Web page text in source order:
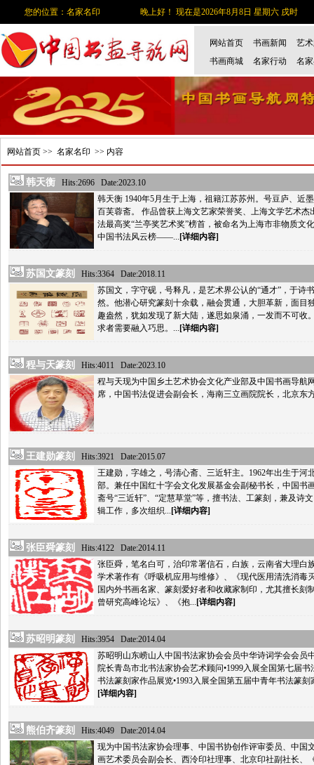
您的位置：名家名印 晚上好！ 现在是2026年8月8日 星期六 戌时
网站首页 书画新闻
艺
书画商城
名家行动 名
网站首页 >> 名家名印 >> 内容
韩天衡 Hits:2696 Date:2023.10
韩天衡 1940年5月生于上海，祖籍江苏苏州。号豆庐、近
百芙蓉斋。 作品曾获上海文艺家荣誉奖、上海文学艺术
法最高奖“兰亭奖艺术奖”榜首，被命名为上海市非物质文
中国书法风云榜——... [详细内容]
苏国文篆刻
Hits:3364 Date:2018.11
苏国文，字守砚，号释凡，是艺术界公认的“通才”，于诗
然。他潜心研究篆刻十余载，融会贯通，大胆革新，面目
趣盎然，犹如发现了新大陆，遂思如泉涌，一发而不可收
求者需要融入巧思。... [详细内容]
程与天篆刻
Hits:4011 Date:2023.10
程与天现为中国乡土艺术协会文化产业部及中国书画导航
席，中国书法促进会副会长，海南三立画院院长，北京东
王建勋篆刻
Hits:3921 Date:2015.07
王建勋，字雄之，号清心斋、三近轩主。1962年出生于河
部。兼任中国红十字会文化发展基金会副秘书长，中国书
斋号“三近轩”、“定慧草堂”等，擅书法、工篆刻，兼及诗
辑工作，多次组织... [详细内容]
张臣舜篆刻
Hits:4122 Date:2014.11
张臣舜，笔名白可，治印常署信石，白族，云南省大理白
学术著作有《呼吸机应用与维修》、《现代医用清洗消毒
国内外书画名家、篆刻爱好者和收藏家制印，尤其擅长刻
曾研究高峰论坛》、《抱... [详细内容]
苏昭明篆刻
Hits:3954 Date:2014.04
苏昭明山东崂山人中国书法家协会会员中华诗词学会会员
院长青岛市北书法家协会艺术顾问•1999入展全国第七届
书法篆刻家作品展览•1993入展全国第五届中青年书法篆
[详细内容]
熊伯齐篆刻
Hits:4049 Date:2014.04
现为中国书法家协会理事、中国书协创作评审委员、中国
画艺术委员会副会长、西泠印社理事、北京印社副社长、